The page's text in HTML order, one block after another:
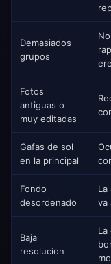
Demasiados
grupos
Fotos
antiguas o
muy editadas
Gafas de sol
en la principal
Fondo
desordenado
La
va
Baja
resolucion
La